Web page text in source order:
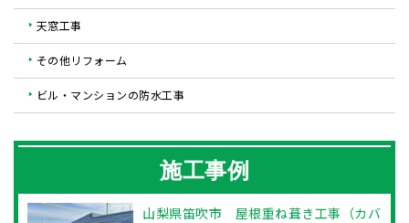
天窓工事
その他リフォーム
ビル・マンションの防水工事
施工事例
山梨県笛吹市 屋根重ね葺き工事（カバ